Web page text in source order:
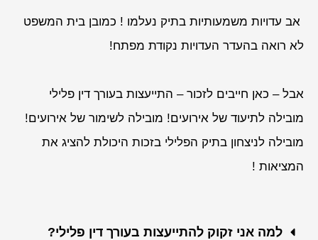
אב עדויות משמעותיות בתיק נעלמו ! כמובן בית המשפט
לא רואה בהעדר העדויות נקודת מפתח!
אבל – כאן חייבים לזכור – התייעצות בעורך דין פלילי
מובילה לתיעוד של אירועים! מובילה לשימור של אירועים!
מובילה לניצחון בתיק הפלילי בזכות היכולת להציג את
המציאות !
למה אני זקוק להתייעצות בעורך דין פלילי?